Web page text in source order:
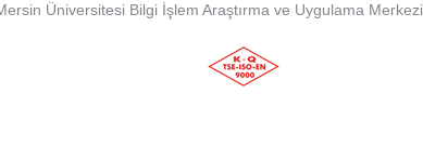
Üniversitesi Bilgi İşlem Araştırma ve Uygulama Merkezi